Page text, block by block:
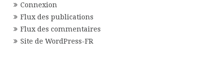
Connexion
Flux des publications
Flux des commentaires
Site de WordPress-FR